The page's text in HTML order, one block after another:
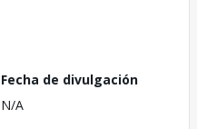
Fecha de divulgación
N/A